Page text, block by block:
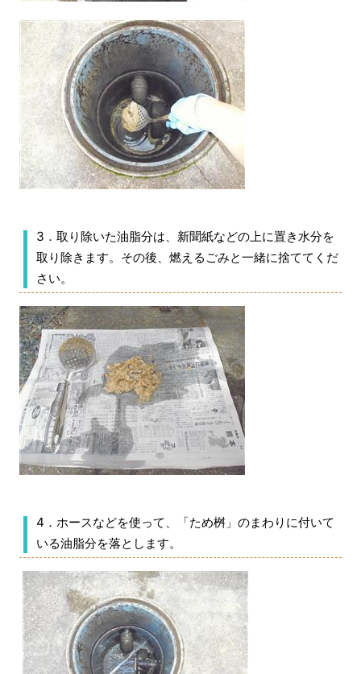
3．取り除いた油脂分は、新聞紙などの上に置き水分を
取り除きます。その後、燃えるごみと一緒に捨ててくだ
さい。
4．ホースなどを使って、「ため桝」のまわりに付いて
いる油脂分を落とします。